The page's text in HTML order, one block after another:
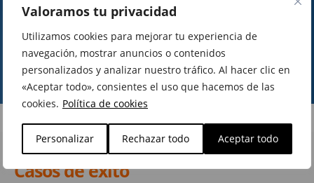
Valoramos tu privacidad
Utilizamos cookies para mejorar tu experiencia de
navegación, mostrar anuncios o contenidos
personalizados y analizar nuestro tráfico. Al hacer clic en
«Aceptar todo», consientes el uso que hacemos de las
cookies. Política de cookies
Personalizar Rechazar todo Aceptar todo
PIDE PRESUPUESTO
Sabadell937 269 264
Girona972 405 969
Casos de éxito